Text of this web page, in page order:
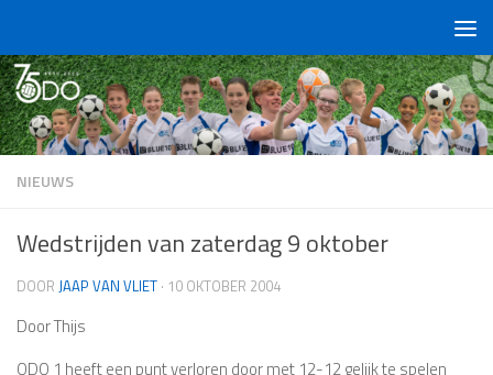
NIEUWS
Wedstrijden van zaterdag 9 oktober
DOOR JAAP VAN VLIET · 10 OKTOBER 2004
Door Thijs
ODO 1 heeft een punt verloren door met 12-12 gelijk te spelen